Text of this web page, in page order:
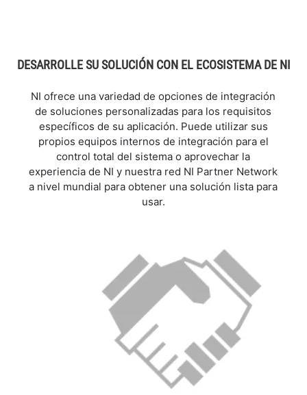
DESARROLLE SU SOLUCIÓN CON EL ECOSISTEMA DE NI
NI ofrece una variedad de opciones de integración
de soluciones personalizadas para los requisitos
específicos de su aplicación. Puede utilizar sus
propios equipos internos de integración para el
control total del sistema o aprovechar la
experiencia de NI y nuestra red NI Partner Network
a nivel mundial para obtener una solución lista para
usar.